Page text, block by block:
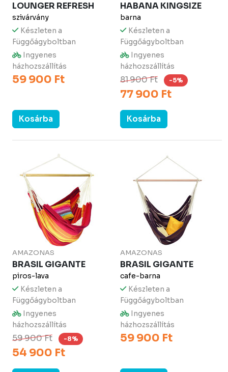
LOUNGER REFRESH
szivárvány
Készleten a
Függőágyboltban
Ingyenes
házhozszállítás
59 900 Ft
Kosárba
HABANA KINGSIZE
barna
Készleten a
Függőágyboltban
Ingyenes
házhozszállítás
81 900 Ft -5%
77 900 Ft
Kosárba
AMAZONAS
BRASIL GIGANTE
piros-lava
Készleten a
Függőágyboltban
Ingyenes
házhozszállítás
59 900 Ft -8%
54 900 Ft
AMAZONAS
BRASIL GIGANTE
cafe-barna
Készleten a
Függőágyboltban
Ingyenes
házhozszállítás
59 900 Ft